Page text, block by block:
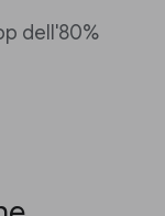
dell'80%